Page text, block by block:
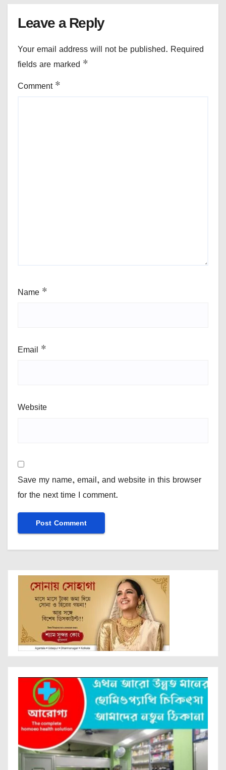
Leave a Reply
Your email address will not be published. Required
fields are marked *
Comment *
Name *
Email *
Website
Save my name, email, and website in this browser
for the next time I comment.